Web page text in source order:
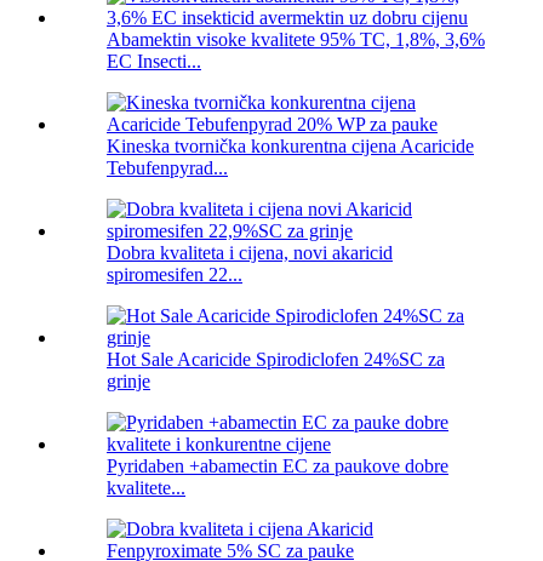
Abamektin visoke kvalitete 95% TC, 1,8%, 3,6%
EC Insecti...
Kineska tvornička konkurentna cijena Acaricide
Tebufenpyrad...
Dobra kvaliteta i cijena, novi akaricid
spiromesifen 22...
Hot Sale Acaricide Spirodiclofen 24%SC za
grinje
Pyridaben +abamectin EC za paukove dobre
kvalitete...